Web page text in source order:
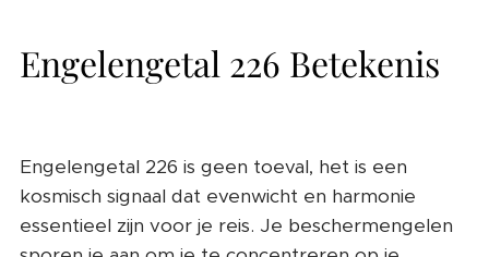
Engelengetal 226 Betekenis
Engelengetal 226 is geen toeval, het is een
kosmisch signaal dat evenwicht en harmonie
essentieel zijn voor je reis. Je beschermengelen